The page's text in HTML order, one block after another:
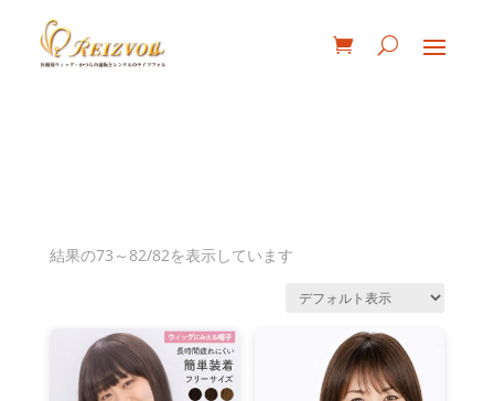
結果の73～82/82を表示しています